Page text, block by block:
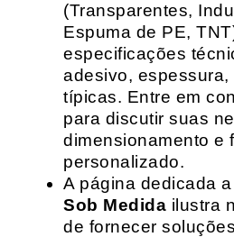
(Transparentes,
Espuma de PE,
especificações
adesivo,
típicas. Entre em
para discutir suas
dimensionamento e
personalizado.
A página dedicada a
Sob Medida ilustra
de fornecer